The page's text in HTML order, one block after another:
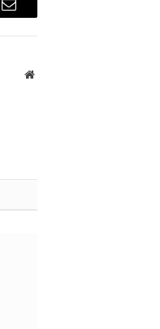
Email
Website